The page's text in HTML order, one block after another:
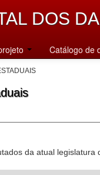
DOS
Catálogo de
da atual legislatura